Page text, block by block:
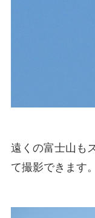
遠くの富士山も
て撮影できます。